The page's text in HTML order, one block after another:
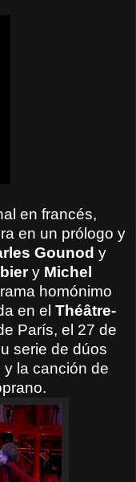
en francés,
en un prólogo y
Gounod y
y Michel
homónimo
en el Théâtre-
París, el 27 de
serie de dúos
la canción de